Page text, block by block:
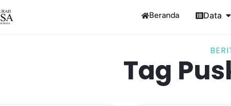
Beranda Data
Tag